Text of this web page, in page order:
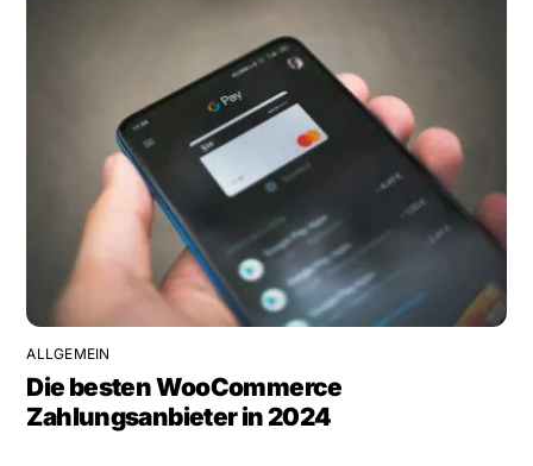
ALLGEMEIN
Die besten WooCommerce
Zahlungsanbieter in 2024